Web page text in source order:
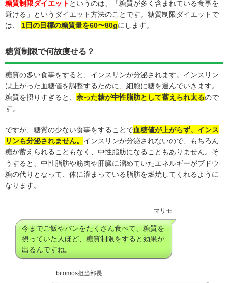
糖質制限ダイエット というのは、「糖質が多く含まれている食事を
避ける」というダイエット方法のことです。糖質制限ダイエットで
は、 1日の目標の糖質量を60〜80gにします。
糖質制限で何故痩せる？
糖質の多い食事をすると、インスリンが分泌されます。インスリン
は上がった血糖値を調整するために、細胞に糖を運んでいきます。
糖質を摂りすぎると、 余った糖が中性脂肪として蓄えられ太るので
す。
ですが、糖質の少ない食事をすることで血糖値が上がらず、インス
リンも分泌されません。 インスリンが分泌されないので、もちろん
糖が蓄えられることもなく、中性脂肪になることもありません。そ
うすると、中性脂肪や筋肉や肝臓に溜めていたエネルギーがブドウ
糖の代りとなって、体に溜まっている脂肪を燃焼してくれるように
なります。
マリモ
今までご飯やパンをたくさん食べて、糖質を
摂っていた人ほど、糖質制限をすると効果が
出るんですね。
bitomos担当部長